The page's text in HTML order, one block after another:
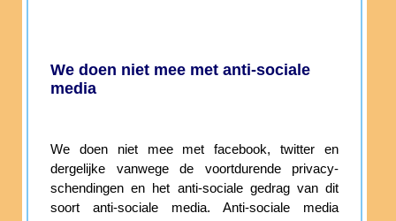
We doen niet mee met anti-sociale
media
We doen niet mee met facebook, twitter en
dergelijke vanwege de voortdurende privacy-
schendingen en het anti-sociale gedrag van dit
soort anti-sociale media. Anti-sociale media